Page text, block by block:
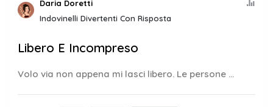
Daria Doretti
Indovinelli Divertenti Con Risposta
Libero E Incompreso
Volo via non appena mi lasci libero. Le persone ...